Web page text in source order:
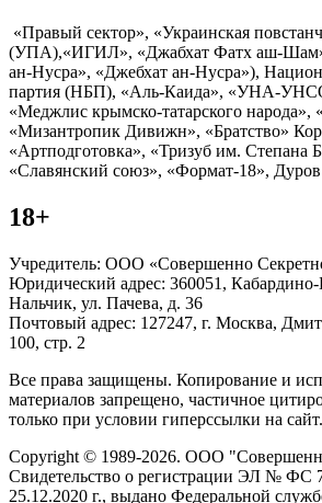
«Правый сектор», «Украинская
(УПА),«ИГИЛ», «Джабхат Фатх аш-
ан-Нусра», «Джебхат ан-Нусра»),
партия (НБП), «Аль-Каида», «УНА-
«Меджлис крымско-татарского народа»,
«Мизантропик Дивижн», «Братство»
«Артподготовка», «Тризуб им.
«Славянский союз», «Формат-18»,
18+
Учредитель: ООО «Совершенно
Юридический адрес: 360051, Кабардино-
Нальчик, ул. Пачева, д. 36
Почтовый адрес: 127247, г. Москва,
100, стр. 2
Все права защищены. Копирование и
материалов запрещено, частичное
только при условии гиперссылки на сайт.
Copyright © 1989-2026. ООО
Свидетельство о регистрации ЭЛ № ФС
25.12.2020 г., выдано Федеральной